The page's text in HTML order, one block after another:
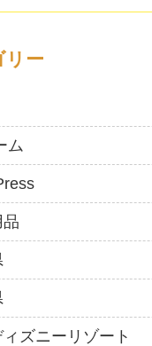
リー
ム
品
ズニーリゾート